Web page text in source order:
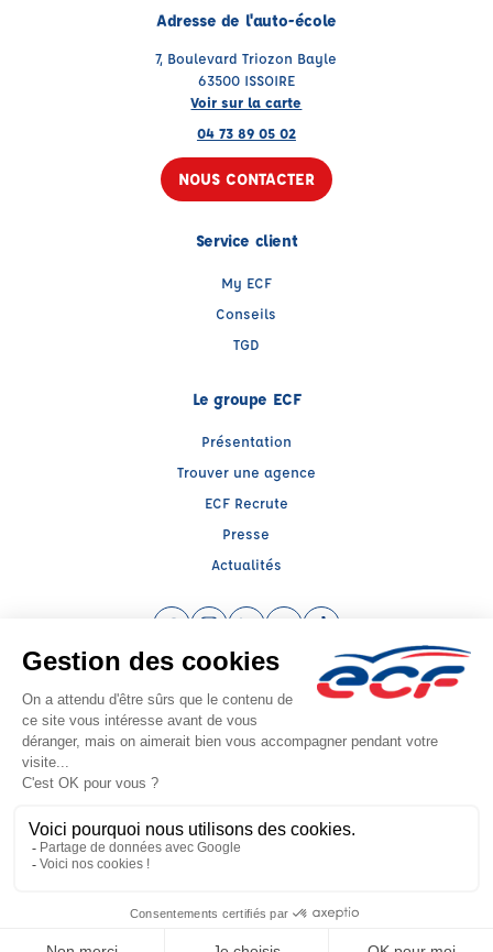
Adresse de l'auto-école
7, Boulevard Triozon Bayle
63500 ISSOIRE
Voir sur la carte
04 73 89 05 02
NOUS CONTACTER
Service client
My ECF
Conseils
TGD
Le groupe ECF
Présentation
Trouver une agence
ECF Recrute
Presse
Actualités
Instagram (nouvelle fenêtre)
LinkedIn (nouvelle fenêtre)
YouTube (nouvelle fenêtre)
TikTok (nouvelle
Raison sociale : ENT PIALOUX KEVIN - Capital social: 0€
SIREN: 832405856 - Numéro de TVA intracommunautaire: FR 88 323195263
Agrément n°E1706300110
Siège social : 7, Boulevard Triozon Bayle , ISSOIRE (63500) - Représentant